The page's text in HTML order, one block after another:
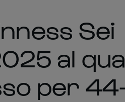
Sei
al
per 44-